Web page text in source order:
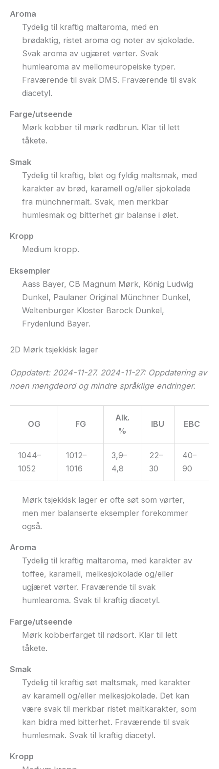
Aroma
Tydelig til kraftig maltaroma, med en
brødaktig, ristet aroma og noter av sjokolade.
Svak aroma av ugjæret vørter. Svak
humlearoma av mellomeuropeiske typer.
Fraværende til svak DMS. Fraværende til svak
diacetyl.
Farge/utseende
Mørk kobber til mørk rødbrun. Klar til lett
tåkete.
Smak
Tydelig til kraftig, bløt og fyldig maltsmak, med
karakter av brød, karamell og/eller sjokolade
fra münchnermalt. Svak, men merkbar
humlesmak og bitterhet gir balanse i ølet.
Kropp
Medium kropp.
Eksempler
Aass Bayer, CB Magnum Mørk, König Ludwig
Dunkel, Paulaner Original Münchner Dunkel,
Weltenburger Kloster Barock Dunkel,
Frydenlund Bayer.
2D Mørk tsjekkisk lager
Oppdatert: 2024-11-27. 2024-11-27: Oppdatering av
noen mengdeord og mindre språklige endringer.
OG FG
Alk.
%
IBU EBC
1044–
1052
1012–
1016
3,9–
4,8
22–
30
40–
90
Mørk tsjekkisk lager er ofte søt som vørter,
men mer balanserte eksempler forekommer
også.
Aroma
Tydelig til kraftig maltaroma, med karakter av
toffee, karamell, melkesjokolade og/eller
ugjæret vørter. Fraværende til svak
humlearoma. Svak til kraftig diacetyl.
Farge/utseende
Mørk kobberfarget til rødsort. Klar til lett
tåkete.
Smak
Tydelig til kraftig søt maltsmak, med karakter
av karamell og/eller melkesjokolade. Det kan
være svak til merkbar ristet maltkarakter, som
kan bidra med bitterhet. Fraværende til svak
humlesmak. Svak til kraftig diacetyl.
Kropp